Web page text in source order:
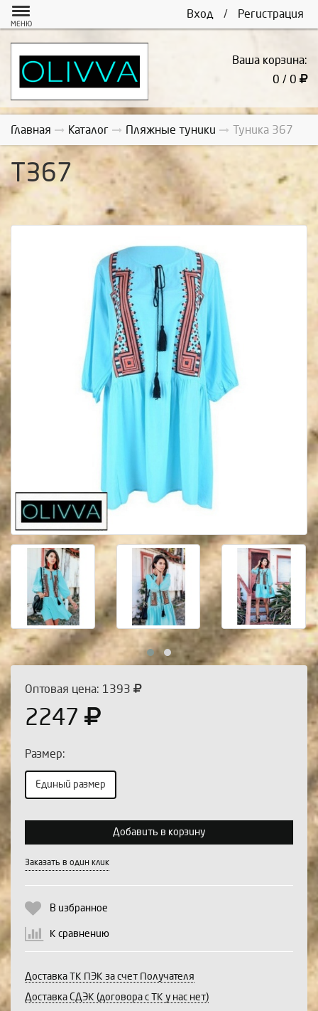
Вход / Регистрация
МЕНЮ
Ваша корзина:
0 / 0
Главная Каталог Пляжные туники Туника 367
Т367
Оптовая цена: 1393
2247
Размер:
Единый размер
Выберите количество:
Продолжить Отмена
Добавить в корзину
Заказать в один клик
В избранное
К сравнению
Доставка ТК ПЭК за счет Получателя
Доставка СДЭК (договора с ТК у нас нет)